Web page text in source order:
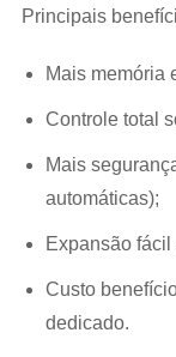
Principais
Mais memória
Controle total
Mais
automáticas);
Expansão
Custo
dedicado.